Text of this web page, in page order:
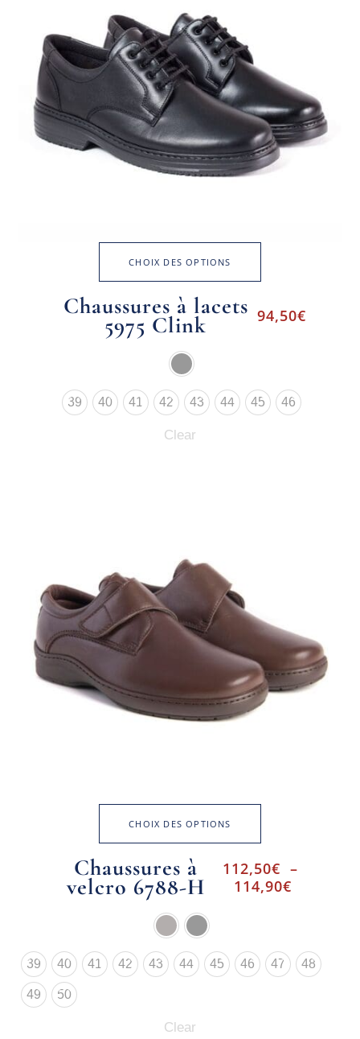
CHOIX DES OPTIONS
Chaussures à lacets
5975 Clink 94,50€
39 40 41 42 43 44 45 46
Clear
CHOIX DES OPTIONS
Chaussures à
velcro 6788-H
112,50€ –
114,90€
39 40 41 42 43 44 45 46 47 48
49 50
Clear